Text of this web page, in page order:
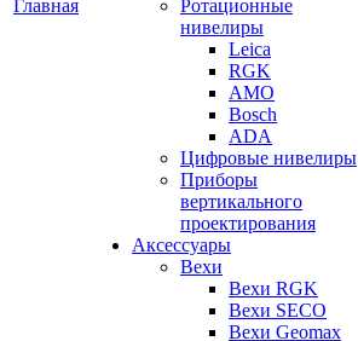
Главная
Ротационные
нивелиры
Leica
RGK
AMO
Bosch
ADA
Цифровые нивелиры
Приборы
вертикального
проектирования
Аксессуары
Вехи
Вехи RGK
Вехи SECO
Вехи Geomax